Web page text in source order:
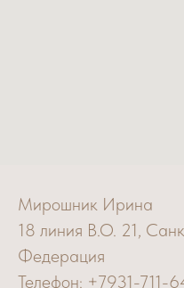
Мирошник Ирина
18 линия В.О. 21,
Федерация
Телефон: +7931-711-